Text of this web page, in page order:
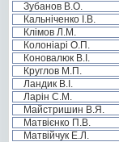
Зубанов В.О.
Кальніченко І.В.
Клімов Л.М.
Колоніарі О.П.
Коновалюк В.І.
Круглов М.П.
Ландик В.І.
Ларін С.М.
Майстришин В.Я.
Матвієнко П.В.
Матвійчук Е.Л.